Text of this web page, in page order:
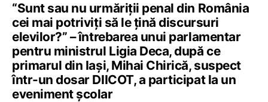
“Sunt sau nu urmăriții penal din România
cei mai potriviți să le țină discursuri
elevilor?” – întrebarea unui parlamentar
pentru ministrul Ligia Deca, după ce
primarul din Iași, Mihai Chirică, suspect
într-un dosar DIICOT, a participat la un
eveniment școlar